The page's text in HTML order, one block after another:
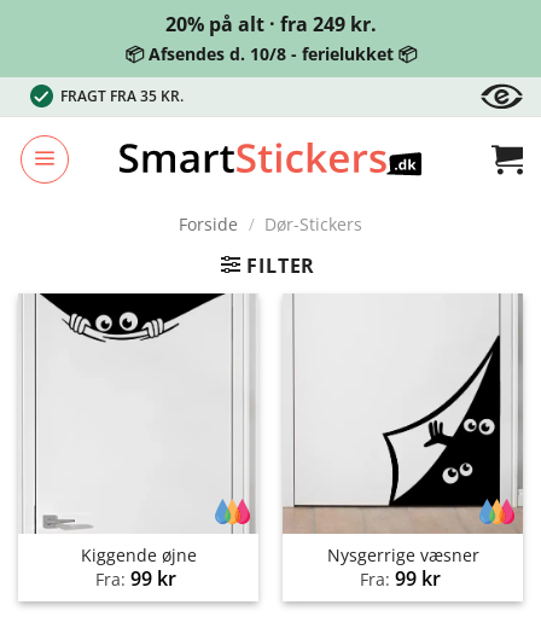
20% på alt · fra 249 kr.
📦 Afsendes d. 10/8 - ferielukket 📦
Fortsæt
til
indhold
FRAGT FRA 35 KR.
Forside / Dør-Stickers
FILTER
Kiggende øjne
Fra: 99 kr
Nysgerrige væsner
Fra: 99 kr